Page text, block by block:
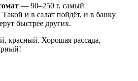
— 90–250 г, самый
и в салат пойдёт, и в банку
быстрее других.
красный. Хорошая рассада,